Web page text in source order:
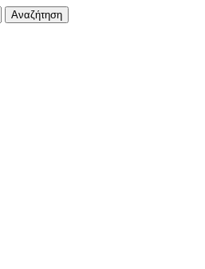
Αναζήτηση